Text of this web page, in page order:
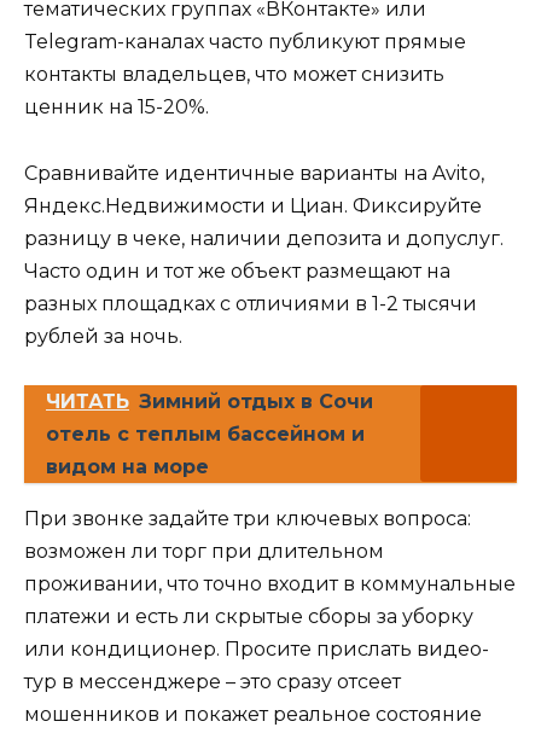
тематических группах «ВКонтакте» или
Telegram-каналах часто публикуют прямые
контакты владельцев, что может снизить
ценник на 15-20%.
Сравнивайте идентичные варианты на Avito,
Яндекс.Недвижимости и Циан. Фиксируйте
разницу в чеке, наличии депозита и допуслуг.
Часто один и тот же объект размещают на
разных площадках с отличиями в 1-2 тысячи
рублей за ночь.
ЧИТАТЬ Зимний отдых в Сочи
отель с теплым бассейном и
видом на море
При звонке задайте три ключевых вопроса:
возможен ли торг при длительном
проживании, что точно входит в коммунальные
платежи и есть ли скрытые сборы за уборку
или кондиционер. Просите прислать видео-
тур в мессенджере – это сразу отсеет
мошенников и покажет реальное состояние